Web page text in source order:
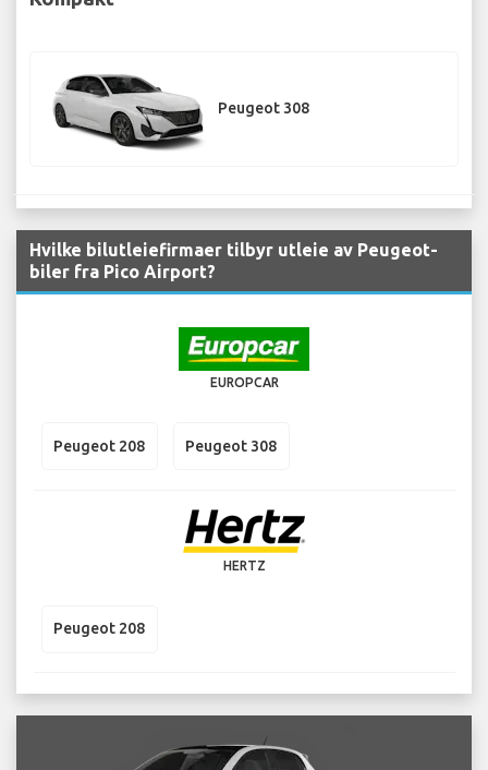
Peugeot 308
Hvilke bilutleiefirmaer tilbyr utleie av Peugeot-
biler fra Pico Airport?
EUROPCAR
Peugeot 208 Peugeot 308
HERTZ
Peugeot 208